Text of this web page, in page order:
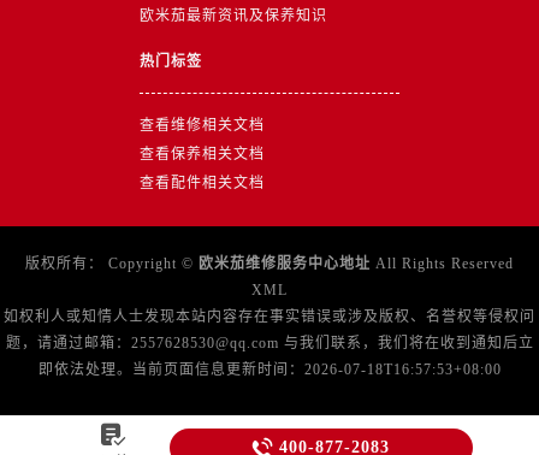
四川省眉山市东坡区三苏路售后服务中心（需提前预约）
四川省绵阳市涪城区翠花街售后服务中心（需提前预约）
四川省攀枝花市东区三线大道北段售后服务中心（需提前预约）
欧米茄最新资讯及保养知识
热门标签
查看维修相关文档
查看保养相关文档
查看配件相关文档
版权所有： Copyright © 欧米茄维修服务中心地址 All Rights Reserved
XML
如权利人或知情人士发现本站内容存在事实错误或涉及版权、名誉权等侵权问
题，请通过邮箱：2557628530@qq.com 与我们联系，我们将在收到通知后立
即依法处理。当前页面信息更新时间：2026-07-18T16:57:53+08:00
  400-877-2083